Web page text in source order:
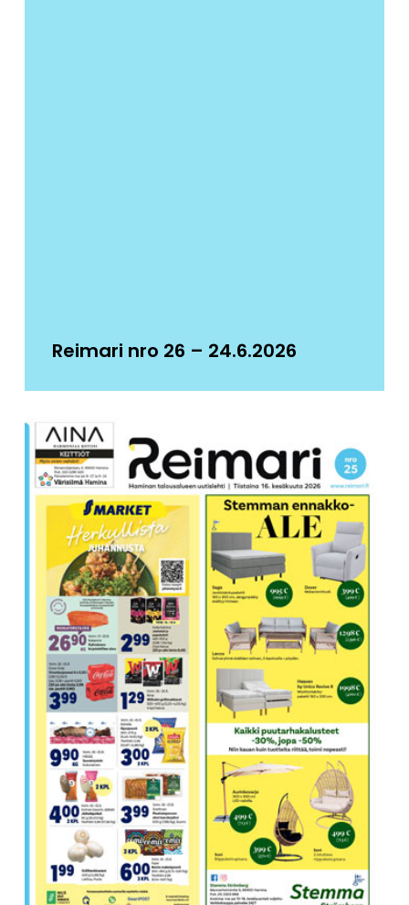
Reimari nro 26 – 24.6.2026